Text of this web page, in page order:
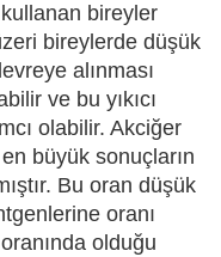
bireyler
bireylerde düşük
alınması
ve bu yıkıcı
olabilir. Akciğer
büyük sonuçların
Bu oran düşük
oranı
olduğu